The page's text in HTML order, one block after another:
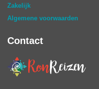
Zakelijk
Algemene voorwaarden
Contact